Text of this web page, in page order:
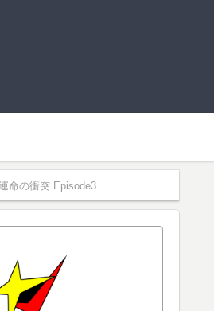
命の衝突 Episode3